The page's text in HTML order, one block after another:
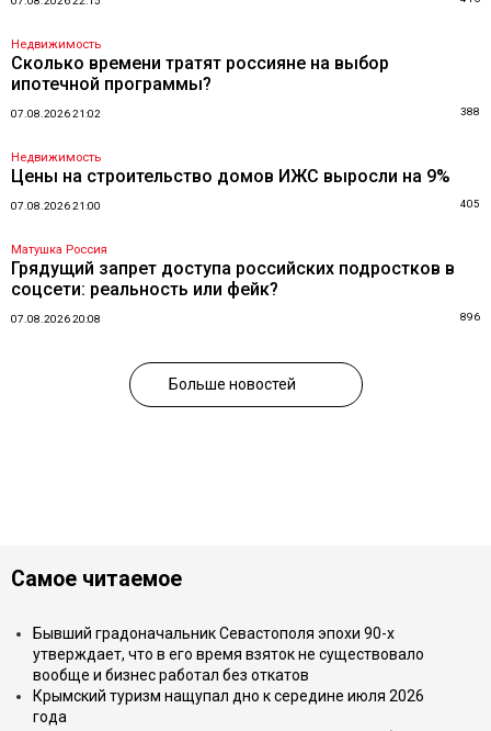
Недвижимость
Сколько времени тратят россияне на выбор
ипотечной программы?
07.08.2026 21:02 388
Недвижимость
Цены на строительство домов ИЖС выросли на 9%
07.08.2026 21:00 405
Матушка Россия
Грядущий запрет доступа российских подростков в
соцсети: реальность или фейк?
07.08.2026 20:08 896
Больше новостей
Самое читаемое
Бывший градоначальник Севастополя эпохи 90-х
утверждает, что в его время взяток не существовало
вообще и бизнес работал без откатов
Крымский туризм нащупал дно к середине июля 2026
года